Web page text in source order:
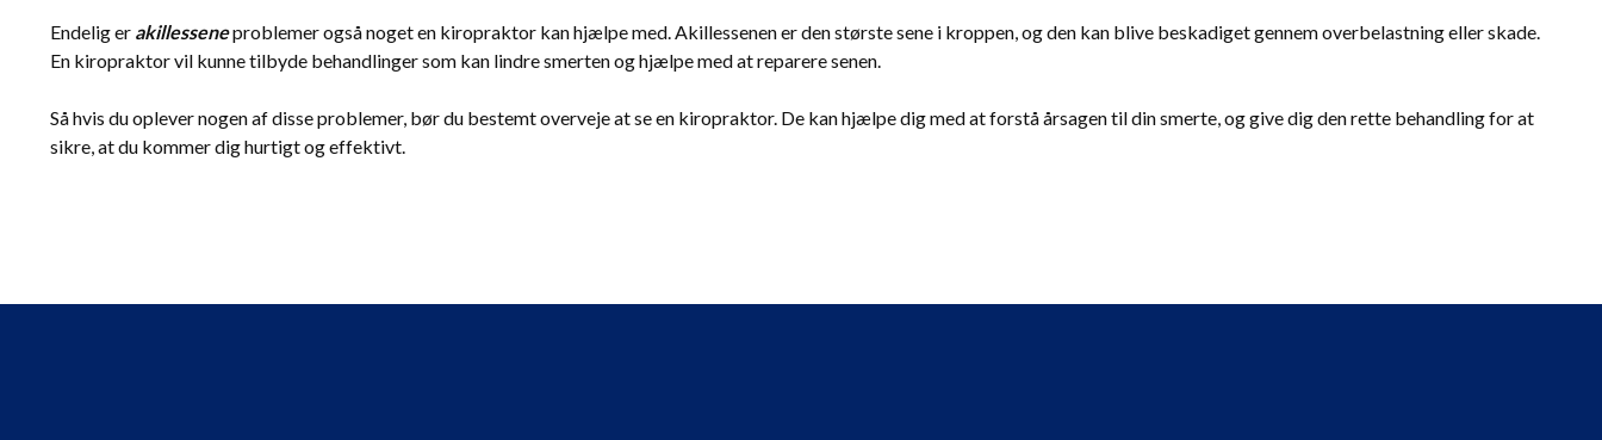
Endelig er akillesseneproblemer også noget en kiropraktor kan hjælpe med. Akillessenen er den største sene i kroppen, og den kan blive beskadiget gennem overbelastning eller skade.
En kiropraktor vil kunne tilbyde behandlinger som kan lindre smerten og hjælpe med at reparere senen.
Så hvis du oplever nogen af ​​disse problemer, bør du bestemt overveje at se en kiropraktor. De kan hjælpe dig med at forstå årsagen til din smerte, og give dig den rette behandling for at
sikre, at du kommer dig hurtigt og effektivt.